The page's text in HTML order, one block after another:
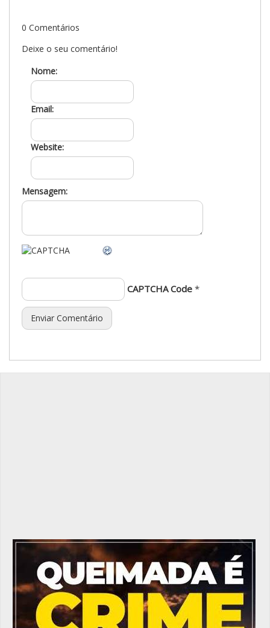
0 Comentários
Deixe o seu comentário!
Nome:
Email:
Website:
Mensagem:
CAPTCHA Code *